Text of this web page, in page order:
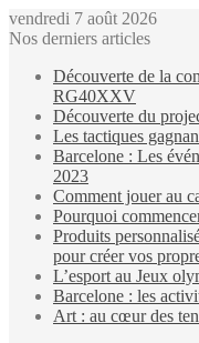
vendredi 7 août 2026
Nos derniers articles
Découverte de la
RG40XXV
Découverte du
Les tactiques
Barcelone : Les
2023
Comment jouer au
Pourquoi
Produits
pour créer vos
L’esport au Jeux
Barcelone : les
Art : au cœur des